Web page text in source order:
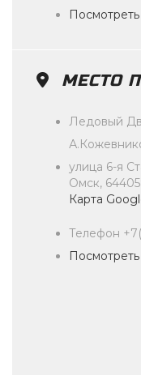
МЕСТО
Ледовый
улица 6-я
Омск,
Карта
Телефон